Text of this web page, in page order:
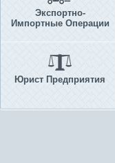
Экспортно-
Импортные Операции
Юрист Предприятия